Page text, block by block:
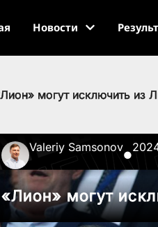
Новости
могут исключить из
Valeriy Samsonov
●
«Лион» могут